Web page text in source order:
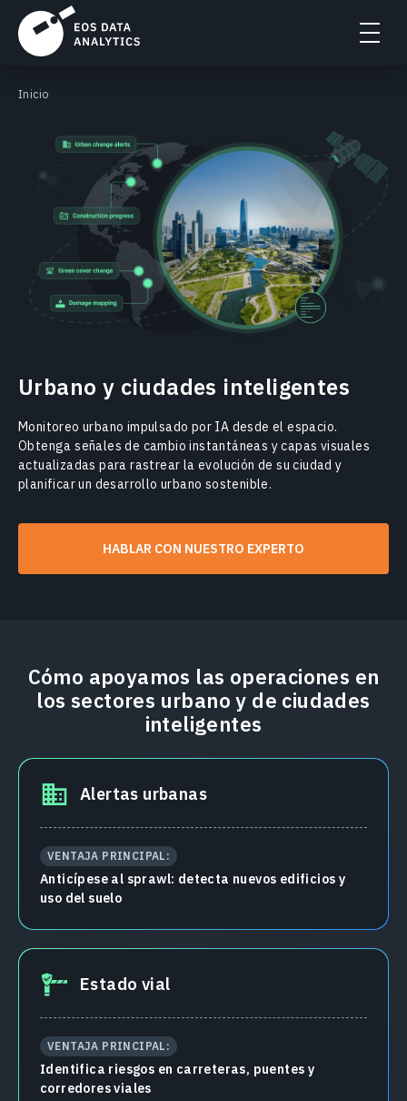
Inicio
Urbano y ciudades inteligentes
Monitoreo urbano impulsado por IA desde el espacio.
Obtenga señales de cambio instantáneas y capas visuales
actualizadas para rastrear la evolución de su ciudad y
planificar un desarrollo urbano sostenible.
HABLAR CON NUESTRO EXPERTO
Cómo apoyamos las operaciones en
los sectores urbano y de ciudades
inteligentes
Alertas urbanas
VENTAJA PRINCIPAL:
Anticípese al sprawl: detecta nuevos edificios y
uso del suelo
Estado vial
VENTAJA PRINCIPAL:
Identifica riesgos en carreteras, puentes y
corredores viales